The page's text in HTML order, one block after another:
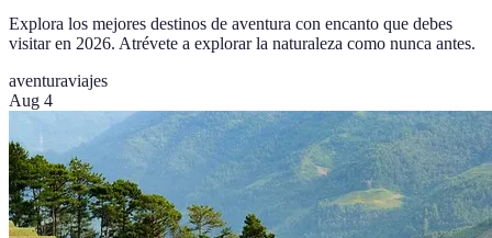
Explora los mejores destinos de aventura con encanto que debes
visitar en 2026. Atrévete a explorar la naturaleza como nunca antes.
aventuraviajes
Aug 4